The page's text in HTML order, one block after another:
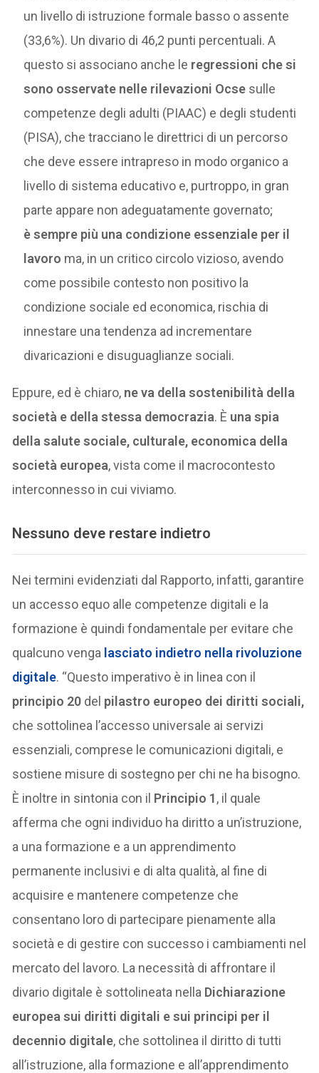
un livello di istruzione formale basso o assente
(33,6%). Un divario di 46,2 punti percentuali. A
questo si associano anche le regressioni che si
sono osservate nelle rilevazioni Ocse sulle
competenze degli adulti (PIAAC) e degli studenti
(PISA), che tracciano le direttrici di un percorso
che deve essere intrapreso in modo organico a
livello di sistema educativo e, purtroppo, in gran
parte appare non adeguatamente governato;
è sempre più una condizione essenziale per il
lavoro ma, in un critico circolo vizioso, avendo
come possibile contesto non positivo la
condizione sociale ed economica, rischia di
innestare una tendenza ad incrementare
divaricazioni e disuguaglianze sociali.
Eppure, ed è chiaro, ne va della sostenibilità della
società e della stessa democrazia. È una spia
della salute sociale, culturale, economica della
società europea, vista come il macrocontesto
interconnesso in cui viviamo.
Nessuno deve restare indietro
Nei termini evidenziati dal Rapporto, infatti, garantire
un accesso equo alle competenze digitali e la
formazione è quindi fondamentale per evitare che
qualcuno venga lasciato indietro nella rivoluzione
digitale. “Questo imperativo è in linea con il
principio 20 del pilastro europeo dei diritti sociali,
che sottolinea l’accesso universale ai servizi
essenziali, comprese le comunicazioni digitali, e
sostiene misure di sostegno per chi ne ha bisogno.
È inoltre in sintonia con il Principio 1, il quale
afferma che ogni individuo ha diritto a un’istruzione,
a una formazione e a un apprendimento
permanente inclusivi e di alta qualità, al fine di
acquisire e mantenere competenze che
consentano loro di partecipare pienamente alla
società e di gestire con successo i cambiamenti nel
mercato del lavoro. La necessità di affrontare il
divario digitale è sottolineata nella Dichiarazione
europea sui diritti digitali e sui principi per il
decennio digitale, che sottolinea il diritto di tutti
all’istruzione, alla formazione e all’apprendimento